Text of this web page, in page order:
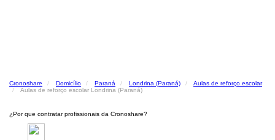
Cronoshare Domicílio Paraná Londrina (Paraná)
Aulas de reforço escolar
Aulas de reforço escolar Londrina (Paraná)
¿Por que contratar profissionais da Cronoshare?